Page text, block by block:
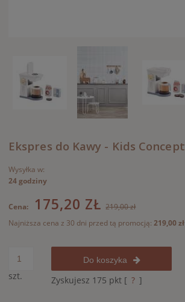
Ekspres do Kawy - Kids Concept
Wysyłka w:
24 godziny
Cena: 175,20 ZŁ 219,00 zł
Najniższa cena z 30 dni przed tą promocją: 219,00 zł
szt.
Do koszyka
Zyskujesz 175 pkt [ ? ]